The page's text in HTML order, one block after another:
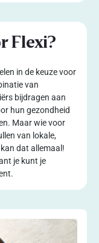
Flexi?
in de keuze voor
van
bijdragen aan
hun gezondheid
Maar wie voor
van lokale,
dat allemaal!
je kunt je